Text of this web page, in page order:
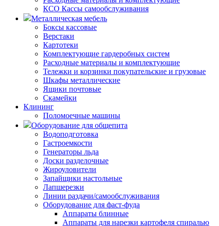
КСО Кассы самообслуживания
Металлическая мебель
Боксы кассовые
Верстаки
Картотеки
Комплектующие гардеробных систем
Расходные материалы и комплектующие
Тележки и корзинки покупательские и грузовые
Шкафы металлические
Ящики почтовые
Скамейки
Клининг
Поломоечные машины
Оборудование для общепита
Водоподготовка
Гастроемкости
Генераторы льда
Доски разделочные
Жироуловители
Запайщики настольные
Лапшерезки
Линии раздачи/самообслуживания
Оборудование для фаст-фуда
Аппараты блинные
Аппараты для нарезки картофеля спиралью